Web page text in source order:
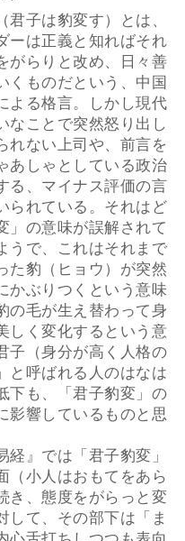
子は豹変す）とは、
ーは正義と知ればそれ
がらりと改め、日々善
くものだという、中国
よる格言。しかし現代
なことで突然怒り出し
れない上司や、前言を
あしゃとしている政治
る、マイナス評価の言
られている。それはど
」の意味が誤解されて
うで、これはそれまで
た豹（ヒョウ）が突然
かぶりつくという意味
の毛が生え替わって身
しく変化するという意
子（身分が高く人格の
と呼ばれる人のはなは
下も、「君子豹変」の
影響しているものと思
』では「君子豹変」
（小人はおもてをあら
き、態度をがらっと変
して、その部下は「ま